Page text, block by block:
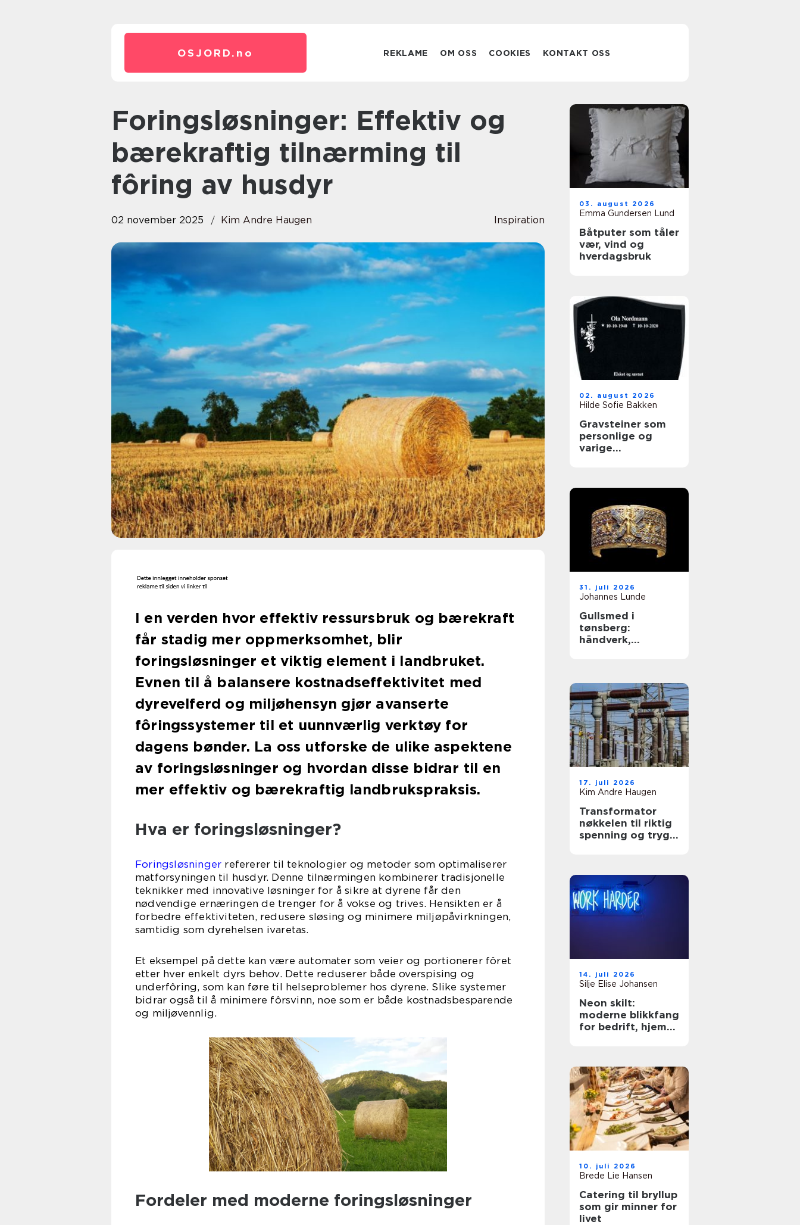
OSJORD. no REKLAME OM OSS COOKIES KONTAKT OSS
Foringsløsninger: Effektiv og
bærekraftig tilnærming til
fôring av husdyr
02 november 2025 Kim Andre Haugen Inspiration
I en verden hvor effektiv ressursbruk og bærekraft
får stadig mer oppmerksomhet, blir
foringsløsninger et viktig element i landbruket.
Evnen til å balansere kostnadseffektivitet med
dyrevelferd og miljøhensyn gjør avanserte
fôringssystemer til et uunnværlig verktøy for
dagens bønder. La oss utforske de ulike aspektene
av foringsløsninger og hvordan disse bidrar til en
mer effektiv og bærekraftig landbrukspraksis.
Hva er foringsløsninger?
Foringsløsninger refererer til teknologier og metoder som optimaliserer
matforsyningen til husdyr. Denne tilnærmingen kombinerer tradisjonelle
teknikker med innovative løsninger for å sikre at dyrene får den
nødvendige ernæringen de trenger for å vokse og trives. Hensikten er å
forbedre effektiviteten, redusere sløsing og minimere miljøpåvirkningen,
samtidig som dyrehelsen ivaretas.
Et eksempel på dette kan være automater som veier og portionerer fôret
etter hver enkelt dyrs behov. Dette reduserer både overspising og
underfôring, som kan føre til helseproblemer hos dyrene. Slike systemer
bidrar også til å minimere fôrsvinn, noe som er både kostnadsbesparende
og miljøvennlig.
Fordeler med moderne foringsløsninger
03. august 2026
Emma Gundersen Lund
Båtputer som tåler
vær, vind og
hverdagsbruk
02. august 2026
Hilde Sofie Bakken
Gravsteiner som
personlige og
varige
31. juli 2026
Johannes Lunde
Gullsmed i
tønsberg:
håndverk,
17. juli 2026
Kim Andre Haugen
Transformator
nøkkelen til riktig
spenning og trygg
14. juli 2026
Silje Elise Johansen
Neon skilt:
moderne blikkfang
for bedrift, hjem
10. juli 2026
Brede Lie Hansen
Catering til bryllup
som gir minner for
livet